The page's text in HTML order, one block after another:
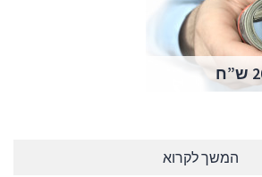
המשך לקרוא